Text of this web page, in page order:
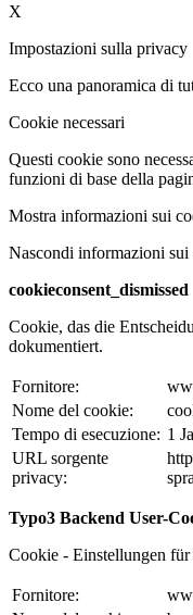
X
Impostazioni sulla privacy
Ecco una panoramica di
Cookie necessari
Questi cookie sono
funzioni di base della
Mostra informazioni sui
Nascondi informazioni sui
cookieconsent_dismissed
Cookie, das die
dokumentiert.
Fornitore:
Nome del cookie:
Tempo di esecuzione: 1
URL sorgente
privacy:
Typo3 Backend User-
Cookie - Einstellungen
Fornitore: